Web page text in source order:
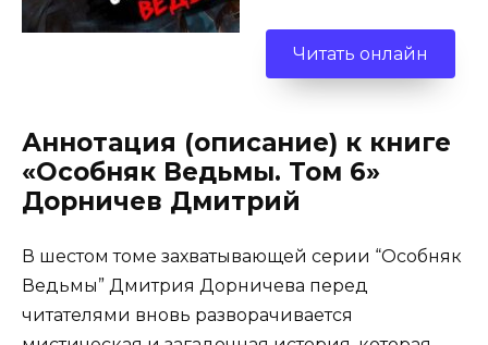
Читать онлайн
Аннотация (описание) к книге
«Особняк Ведьмы. Том 6»
Дорничев Дмитрий
В шестом томе захватывающей серии “Особняк
Ведьмы” Дмитрия Дорничева перед
читателями вновь разворачивается